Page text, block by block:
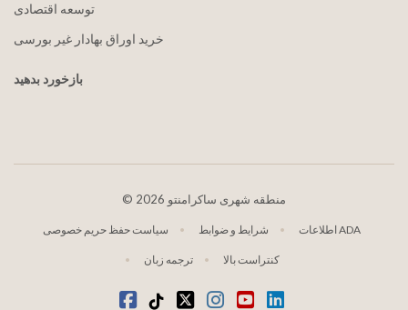
توسعه اقتصادی
خرید اوراق بهادار غیر بورسی
بازخورد بدهید
© 2026 منطقه شهری ساکرامنتو
سیاست حفظ حریم خصوصی شرایط و ضوابط اطلاعات ADA
ترجمه زبان کنتراست بالا
فیس بوک
تیکتوک
توییتراینستاگرام
یوتیوبلینکدین